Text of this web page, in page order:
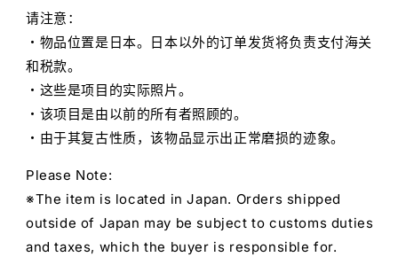
请注意：
・物品位置是日本。日本以外的订单发货将负责支付海关
和税款。
・这些是项目的实际照片。
・该项目是由以前的所有者照顾的。
・由于其复古性质，该物品显示出正常磨损的迹象。
Please Note:
※The item is located in Japan. Orders shipped
outside of Japan may be subject to customs duties
and taxes, which the buyer is responsible for.